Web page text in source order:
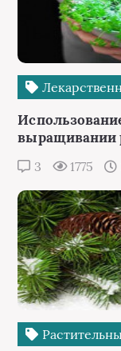
выращивании
3 1775